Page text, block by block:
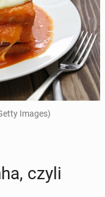
Images)
czyli